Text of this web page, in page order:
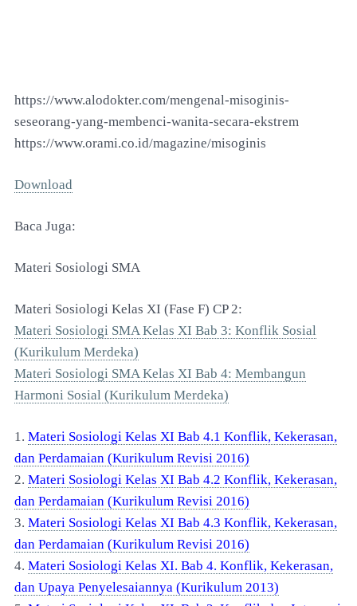
https://www.alodokter.com/mengenal-misoginis-
seseorang-yang-membenci-wanita-secara-ekstrem
https://www.orami.co.id/magazine/misoginis
Download
Baca Juga:
Materi Sosiologi SMA
Materi Sosiologi Kelas XI (Fase F) CP 2:
Materi Sosiologi SMA Kelas XI Bab 3: Konflik Sosial
(Kurikulum Merdeka)
Materi Sosiologi SMA Kelas XI Bab 4: Membangun
Harmoni Sosial (Kurikulum Merdeka)
1. Materi Sosiologi Kelas XI Bab 4.1 Konflik, Kekerasan,
dan Perdamaian (Kurikulum Revisi 2016)
2. Materi Sosiologi Kelas XI Bab 4.2 Konflik, Kekerasan,
dan Perdamaian (Kurikulum Revisi 2016)
3. Materi Sosiologi Kelas XI Bab 4.3 Konflik, Kekerasan,
dan Perdamaian (Kurikulum Revisi 2016)
4. Materi Sosiologi Kelas XI. Bab 4. Konflik, Kekerasan,
dan Upaya Penyelesaiannya (Kurikulum 2013)